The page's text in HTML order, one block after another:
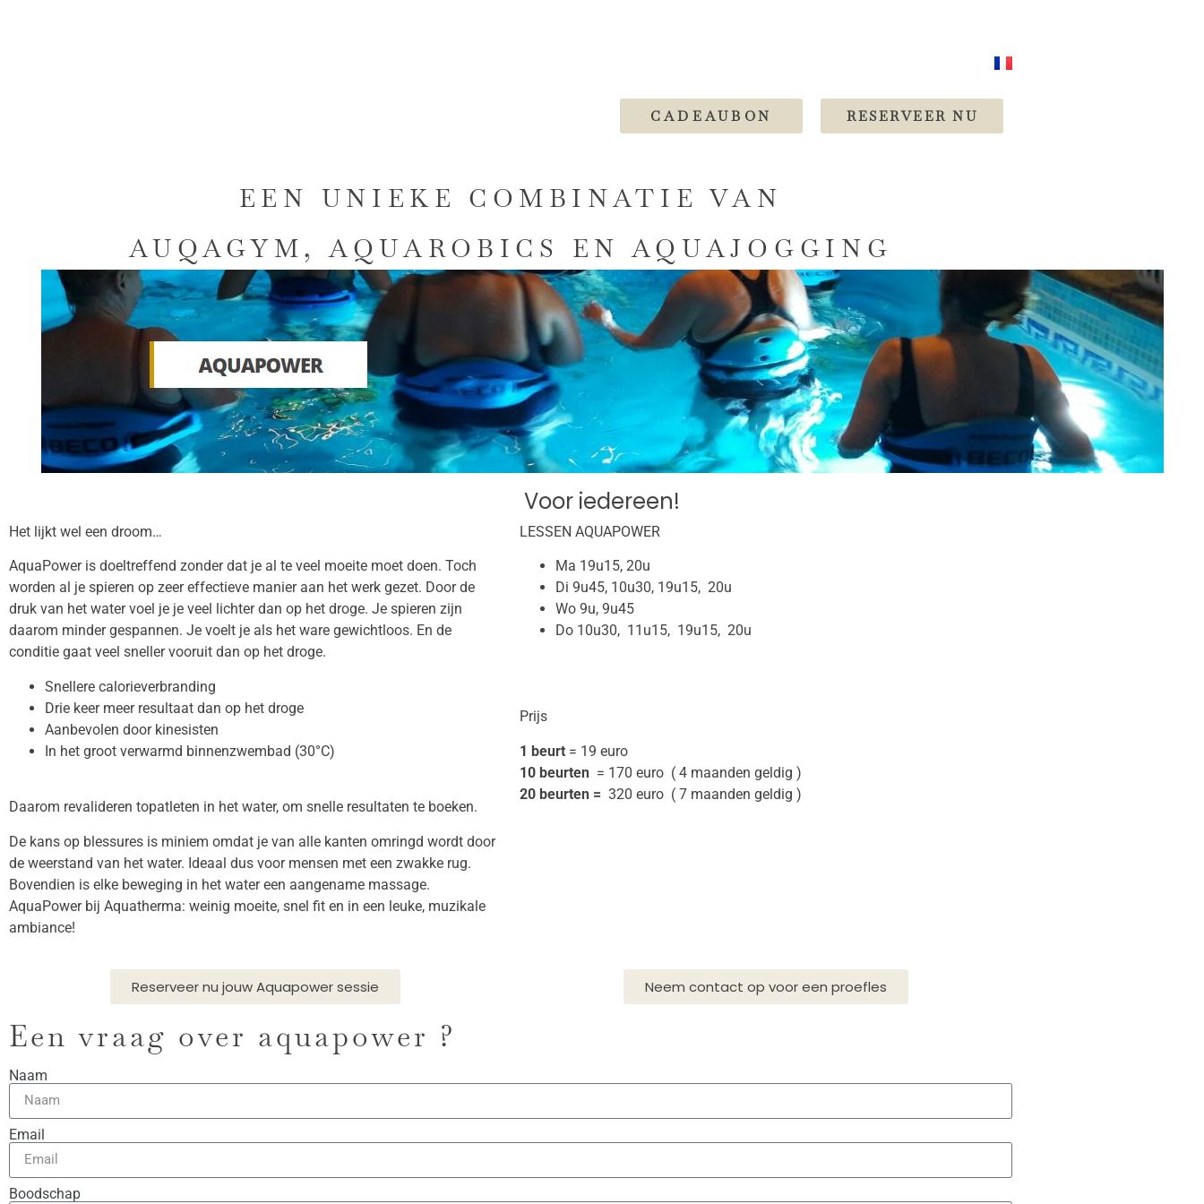
CADEAUBON RESERVEER NU
EEN UNIEKE COMBINATIE VAN
AUQAGYM, AQUAROBICS EN AQUAJOGGING
Voor iedereen!
Het lijkt wel een droom…
AquaPower is doeltreffend zonder dat je al te veel moeite moet doen. Toch
worden al je spieren op zeer effectieve manier aan het werk gezet. Door de
druk van het water voel je je veel lichter dan op het droge. Je spieren zijn
daarom minder gespannen. Je voelt je als het ware gewichtloos. En de
conditie gaat veel sneller vooruit dan op het droge.
Snellere calorieverbranding
Drie keer meer resultaat dan op het droge
Aanbevolen door kinesisten
In het groot verwarmd binnenzwembad (30°C)
Daarom revalideren topatleten in het water, om snelle resultaten te boeken.
De kans op blessures is miniem omdat je van alle kanten omringd wordt door
de weerstand van het water. Ideaal dus voor mensen met een zwakke rug.
Bovendien is elke beweging in het water een aangename massage.
AquaPower bij Aquatherma: weinig moeite, snel fit en in een leuke, muzikale
ambiance!
LESSEN AQUAPOWER
Ma 19u15, 20u
Di 9u45, 10u30, 19u15, 20u
Wo 9u, 9u45
Do 10u30, 11u15, 19u15, 20u
Prijs
1 beurt = 19 euro
10 beurten = 170 euro ( 4 maanden geldig )
20 beurten = 320 euro ( 7 maanden geldig )
Reserveer nu jouw Aquapower sessie Neem contact op voor een proefles
Een vraag over aquapower ?
Naam
Email
Boodschap